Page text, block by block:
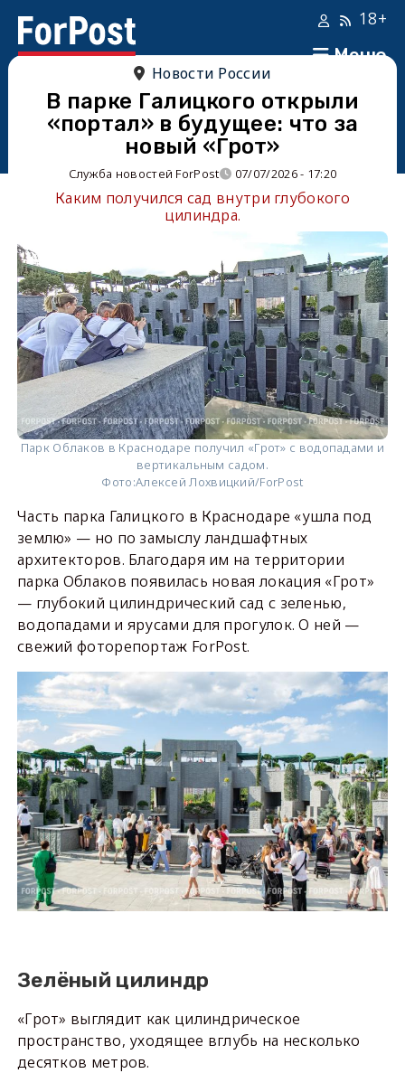
Меню
18+
Новости России
В парке Галицкого открыли
«портал» в будущее: что за
новый «Грот»
Служба новостей ForPost 07/07/2026 - 17:20
Каким получился сад внутри глубокого
цилиндра.
Парк Облаков в Краснодаре получил «Грот» с водопадами и
вертикальным садом.
Фото:Алексей Лохвицкий/ForPost
Часть парка Галицкого в Краснодаре «ушла под
землю» — но по замыслу ландшафтных
архитекторов. Благодаря им на территории
парка Облаков появилась новая локация «Грот»
— глубокий цилиндрический сад с зеленью,
водопадами и ярусами для прогулок. О ней —
свежий фоторепортаж ForPost.
Зелёный цилиндр
«Грот» выглядит как цилиндрическое
пространство, уходящее вглубь на несколько
десятков метров.